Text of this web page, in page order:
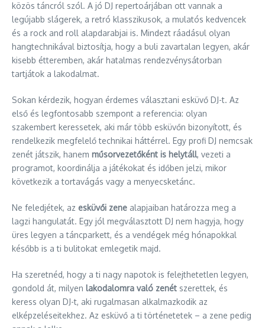
közös táncról szól. A jó DJ repertoárjában ott vannak a
legújabb slágerek, a retró klasszikusok, a mulatós kedvencek
és a rock and roll alapdarabjai is. Mindezt ráadásul olyan
hangtechnikával biztosítja, hogy a buli zavartalan legyen, akár
kisebb étteremben, akár hatalmas rendezvénysátorban
tartjátok a lakodalmat.
Sokan kérdezik, hogyan érdemes választani esküvő DJ-t. Az
első és legfontosabb szempont a referencia: olyan
szakembert keressetek, aki már több esküvőn bizonyított, és
rendelkezik megfelelő technikai háttérrel. Egy profi DJ nemcsak
zenét játszik, hanem műsorvezetőként is helytáll, vezeti a
programot, koordinálja a játékokat és időben jelzi, mikor
következik a tortavágás vagy a menyecsketánc.
Ne feledjétek, az esküvői zene alapjaiban határozza meg a
lagzi hangulatát. Egy jól megválasztott DJ nem hagyja, hogy
üres legyen a táncparkett, és a vendégek még hónapokkal
később is a ti bulitokat emlegetik majd.
Ha szeretnéd, hogy a ti nagy napotok is felejthetetlen legyen,
gondold át, milyen lakodalomra való zenét szerettek, és
keress olyan DJ-t, aki rugalmasan alkalmazkodik az
elképzeléseitekhez. Az esküvő a ti történetetek – a zene pedig